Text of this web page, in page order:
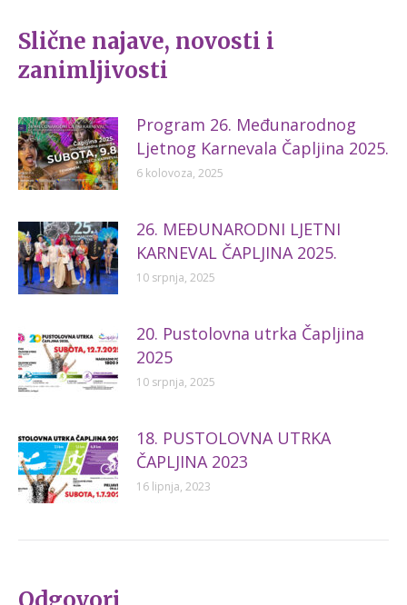
Slične najave, novosti i
zanimljivosti
Program 26. Međunarodnog
Ljetnog Karnevala Čapljina 2025.
6 kolovoza, 2025
26. MEĐUNARODNI LJETNI
KARNEVAL ČAPLJINA 2025.
10 srpnja, 2025
20. Pustolovna utrka Čapljina
2025
10 srpnja, 2025
18. PUSTOLOVNA UTRKA
ČAPLJINA 2023
16 lipnja, 2023